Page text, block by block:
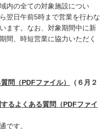
内の全ての対象施設につい
翌日午前5時まで営業を行わな
ます。なお、対象期間中に新
間、時短営業に協力いただく
問（PDFファイル）
（６月２
るよくある質問（PDFファイ
です。